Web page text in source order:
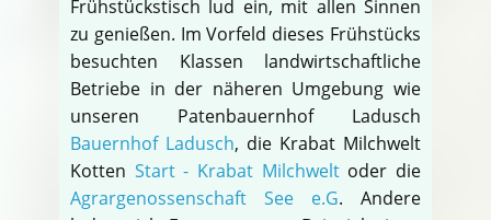
Frühstückstisch lud ein, mit allen Sinnen
zu genießen. Im Vorfeld dieses Frühstücks
besuchten Klassen landwirtschaftliche
Betriebe in der näheren Umgebung wie
unseren Patenbauernhof Ladusch
Bauernhof Ladusch, die Krabat Milchwelt
Kotten Start - Krabat Milchweltoder die
Agrargenossenschaft See e.G. Andere